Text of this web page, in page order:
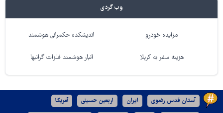
وب گردی
مزایده خودرو اندیشکده حکمرانی هوشمند
هزینه سفر به کربلا انبار هوشمند فلزات گرانبها
آستان قدس رضوی ایران اربعین حسینی آمریکا